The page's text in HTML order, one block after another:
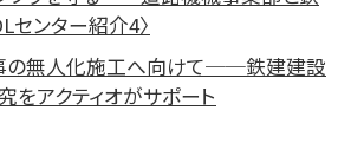
センター紹介4〉
の無人化施工へ向けて──鉄建建設
アクティオがサポート